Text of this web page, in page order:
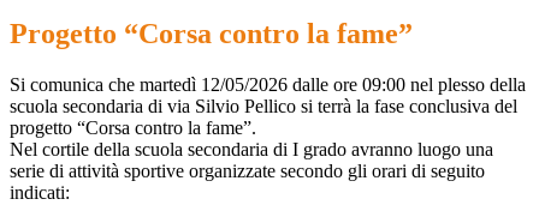
Progetto “Corsa contro la fame”
Si comunica che martedì 12/05/2026 dalle ore 09:00 nel plesso della
scuola secondaria di via Silvio Pellico si terrà la fase conclusiva del
progetto “Corsa contro la fame”.
Nel cortile della scuola secondaria di I grado avranno luogo una
serie di attività sportive organizzate secondo gli orari di seguito
indicati: